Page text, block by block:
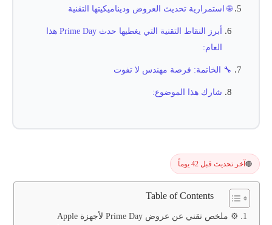
🌐 استمرارية تحديث العروض وديناميكيتها التقنية
أبرز النقاط التقنية التي يغطيها حدث Prime Day هذا
العام:
🔧 الخاتمة: فرصة مهندس لا تفوت
شارك هذا الموضوع:
🔴 آخر تحديث قبل 42 يوماً
Table of Contents
⚙️ ملخص تقني عن عروض Prime Day لأجهزة Apple